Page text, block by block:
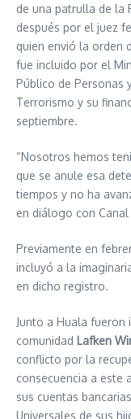
de una patrulla de la
después por el juez
quien envió la orden
fue incluido por el
Público de Personas
Terrorismo y su
septiembre.
“Nosotros hemos
que se anule esa
tiempos y no ha
en diálogo con
Previamente en
incluyó a la
en dicho registro.
Junto a Huala
comunidad Lafken
conflicto por la
consecuencia a este
sus cuentas
Universales de sus